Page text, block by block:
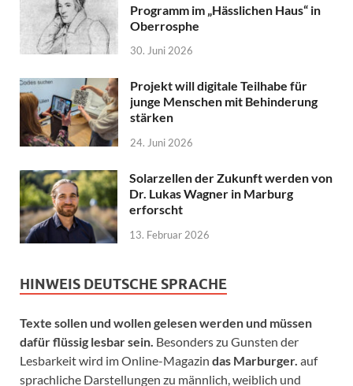
Programm im „Hässlichen Haus“ in
Oberrosphe
30. Juni 2026
Projekt will digitale Teilhabe für
junge Menschen mit Behinderung
stärken
24. Juni 2026
Solarzellen der Zukunft werden von
Dr. Lukas Wagner in Marburg
erforscht
13. Februar 2026
HINWEIS DEUTSCHE SPRACHE
Texte sollen und wollen gelesen werden und müssen
dafür flüssig lesbar sein. Besonders zu Gunsten der
Lesbarkeit wird im Online-Magazin das Marburger. auf
sprachliche Darstellungen zu männlich, weiblich und